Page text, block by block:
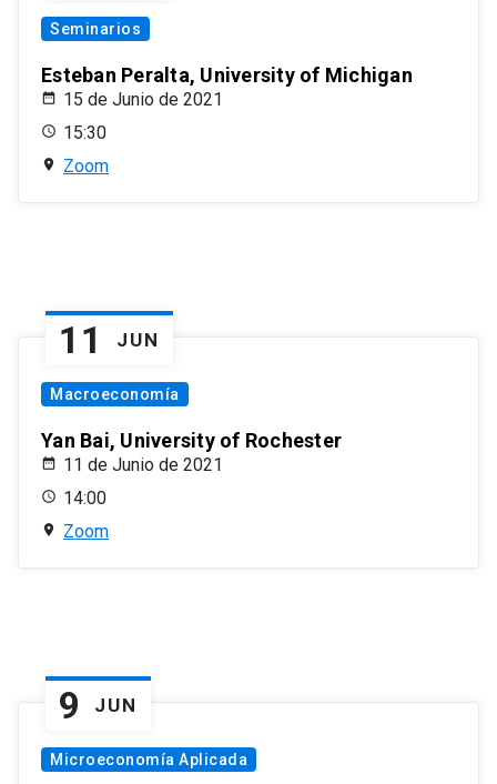
Seminarios
Esteban Peralta, University of Michigan
15 de Junio de 2021
15:30
Zoom
11 JUN
Macroeconomía
Yan Bai, University of Rochester
11 de Junio de 2021
14:00
Zoom
9 JUN
Microeconomía Aplicada